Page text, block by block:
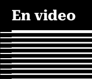
En video